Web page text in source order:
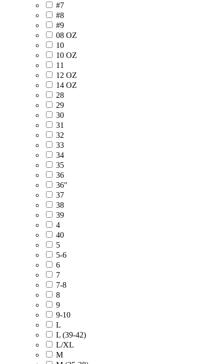
#7
#8
#9
08 OZ
10
10 OZ
11
12 OZ
14 OZ
28
29
30
31
32
33
34
35
36
36"
37
38
39
4
40
5
5-6
6
7
7-8
8
9
9-10
L
L (39-42)
L/XL
M